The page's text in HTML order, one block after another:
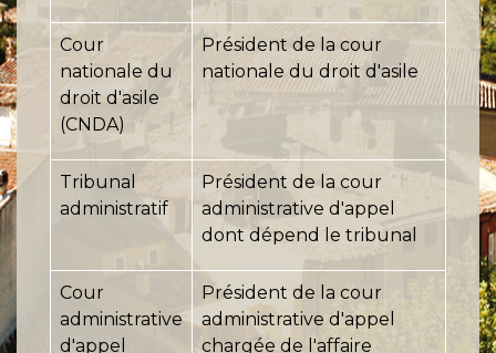
Cour
nationale du
droit d'asile
(CNDA)
Président de la cour
nationale du droit d'asile
Tribunal
administratif
Président de la cour
administrative d'appel
dont dépend le tribunal
Cour
administrative
d'appel
Président de la cour
administrative d'appel
chargée de l'affaire